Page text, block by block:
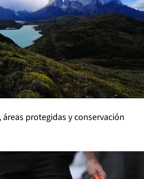
áreas protegidas y conservación